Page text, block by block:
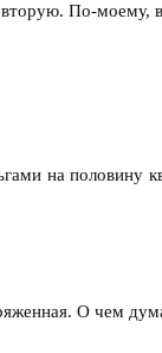
По-моему,
на половину
О чем